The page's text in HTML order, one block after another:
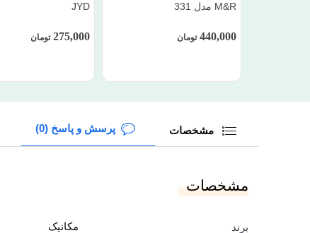
M&R مدل 331
440,000 تومان
JYD
275,000 تومان
مشخصات پرسش و پاسخ (0)
مشخصات
برند مکانیک